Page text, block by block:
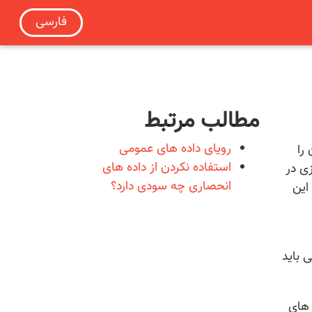
فارسی
در
باید
های
مطالب مرتبط
رویای داده های عمومی
استفاده نکردن از داده های
انحصاری چه سودی دارد؟